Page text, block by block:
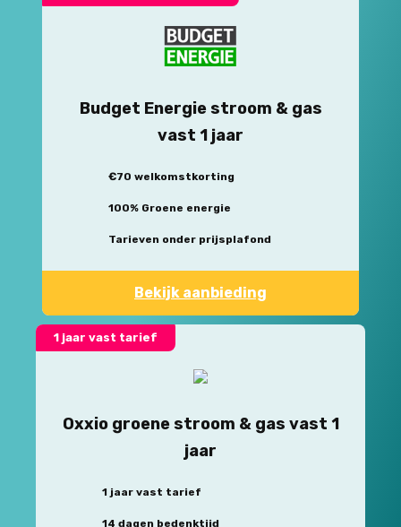
Budget Energie stroom & gas
vast 1 jaar
€70 welkomstkorting
100% Groene energie
Tarieven onder prijsplafond
Bekijk aanbieding
1 jaar vast tarief
Oxxio groene stroom & gas vast 1
jaar
1 jaar vast tarief
14 dagen bedenktijd